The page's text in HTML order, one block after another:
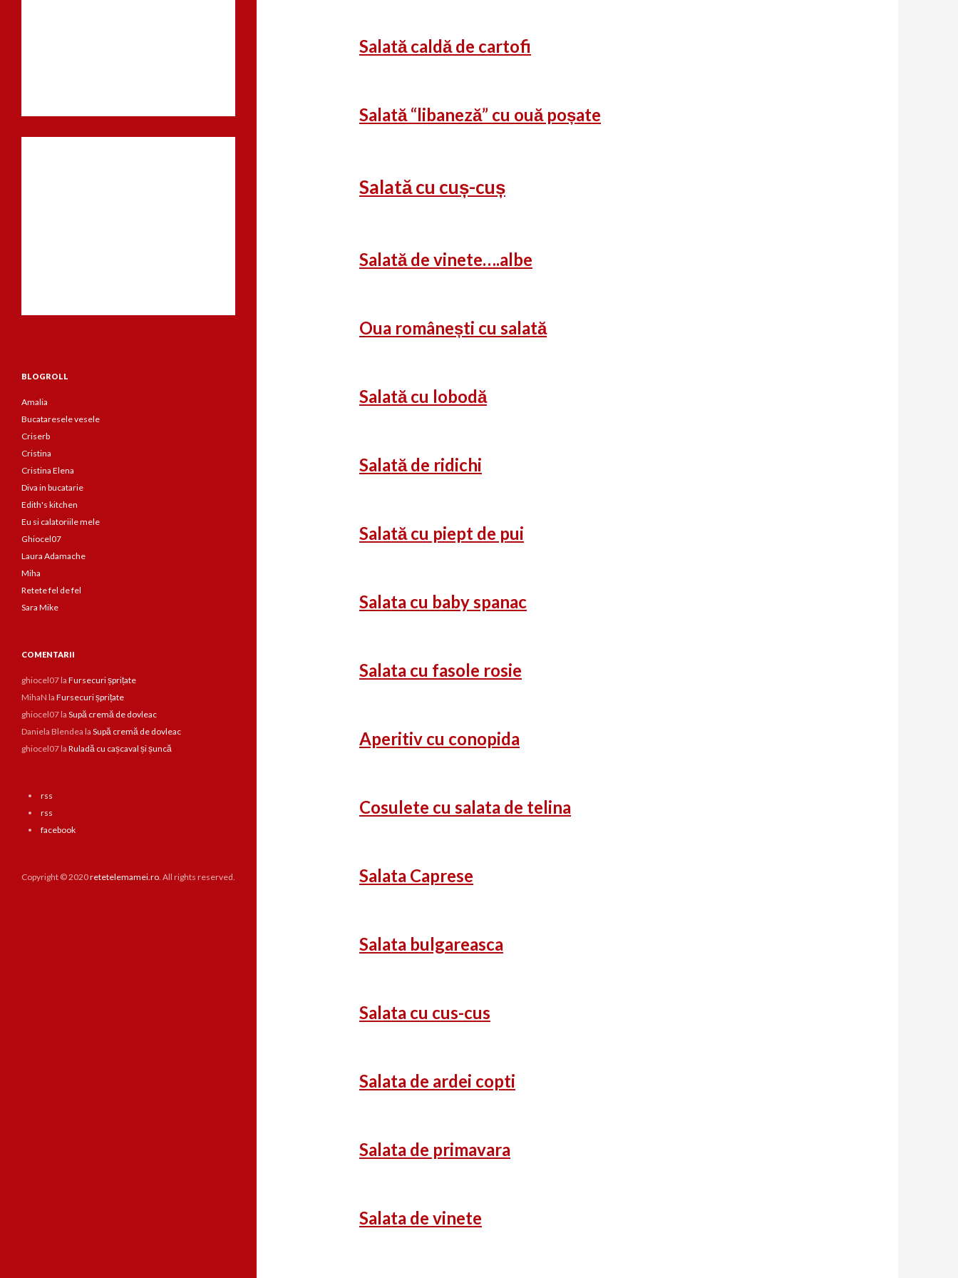
Salată caldă de cartofi
Salată “libaneză” cu ouă poșate
Salată cu cuș-cuș
Salată de vinete….albe
Oua românești cu salată
Salată cu lobodă
Salată de ridichi
Salată cu piept de pui
Salata cu baby spanac
Salata cu fasole rosie
Aperitiv cu conopida
Cosulete cu salata de telina
Salata Caprese
Salata bulgareasca
Salata cu cus-cus
Salata de ardei copti
Salata de primavara
Salata de vinete
BLOGROLL
Amalia
Bucataresele vesele
Criserb
Cristina
Cristina Elena
Diva in bucatarie
Edith's kitchen
Eu si calatoriile mele
Ghiocel07
Laura Adamache
Miha
Retete fel de fel
Sara Mike
COMENTARII
ghiocel07la Fursecuri șprițate
MihaN la Fursecuri șprițate
ghiocel07la Supă cremă de dovleac
Daniela Blendea la Supă cremă de dovleac
ghiocel07la Ruladă cu cașcaval și șuncă
rss
rss
facebook
Copyright © 2020retetelemamei.ro. All rights reserved.